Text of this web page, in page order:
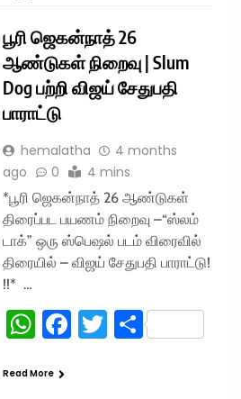
பூரி ஜெகன்நாத் 26
ஆண்டுகள் நிறைவு | Slum
Dog பற்றி விஜய் சேதுபதி
பாராட்டு
hemalatha
4 months
ago
0 4 mins
*பூரி ஜெகன்நாத் 26 ஆண்டுகள்
திரைப்பட பயணம் நிறைவு –“ஸ்லம்
டாக்” ஒரு ஸ்பெஷல் படம் விரைவில்
திரையில் – விஜய் சேதுபதி பாராட்டு!
!!* …
WhatsApp
Facebook
TwitterShare
Read More